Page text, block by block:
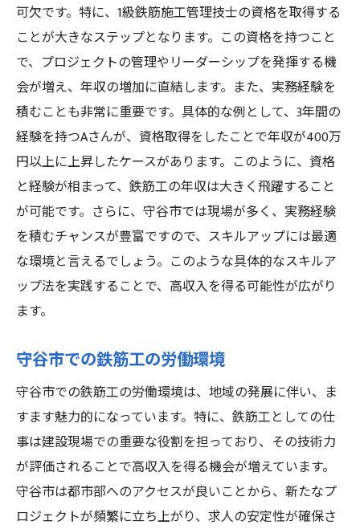
可欠です。特に、1級鉄筋施工管理技士の資格を取得する
ことが大きなステップとなります。この資格を持つこと
で、プロジェクトの管理やリーダーシップを発揮する機
会が増え、年収の増加に直結します。また、実務経験を
積むことも非常に重要です。具体的な例として、3年間の
経験を持つAさんが、資格取得をしたことで年収が400万
円以上に上昇したケースがあります。このように、資格
と経験が相まって、鉄筋工の年収は大きく飛躍すること
が可能です。さらに、守谷市では現場が多く、実務経験
を積むチャンスが豊富ですので、スキルアップには最適
な環境と言えるでしょう。このような具体的なスキルア
ップ法を実践することで、高収入を得る可能性が広がり
ます。
守谷市での鉄筋工の労働環境
守谷市での鉄筋工の労働環境は、地域の発展に伴い、ま
すます魅力的になっています。特に、鉄筋工としての仕
事は建設現場での重要な役割を担っており、その技術力
が評価されることで高収入を得る機会が増えています。
守谷市は都市部へのアクセスが良いことから、新たなプ
ロジェクトが頻繁に立ち上がり、求人の安定性が確保さ